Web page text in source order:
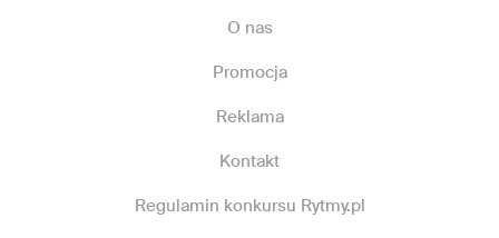
O nas
Promocja
Reklama
Kontakt
Regulamin konkursu Rytmy.pl